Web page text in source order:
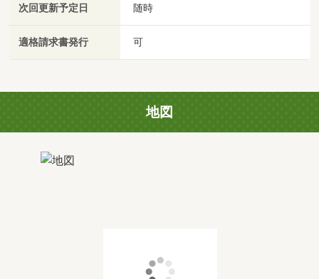
次回更新予定日 随時
適格請求書発行 可
地図